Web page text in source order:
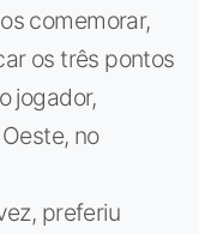
comemorar,
os três pontos
jogador,
no
preferiu